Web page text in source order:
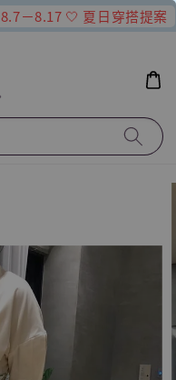
8.7－8.17 🤍 夏日穿搭提案